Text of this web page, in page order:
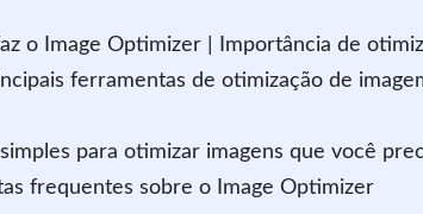
o Image Optimizer | Importância de
ferramentas de otimização de
para otimizar imagens que você
frequentes sobre o Image Optimizer